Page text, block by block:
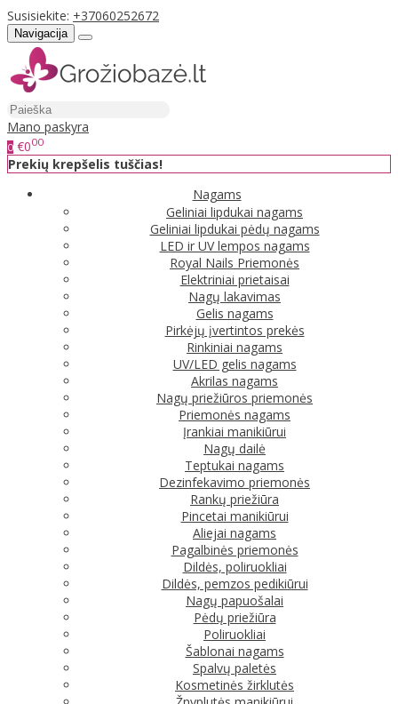
Susisiekite: +37060252672
Navigacija
Mano paskyra
0 €000
Prekių krepšelis tuščias!
Nagams
Geliniai lipdukai nagams
Geliniai lipdukai pėdų nagams
LED ir UV lempos nagams
Royal Nails Priemonės
Elektriniai prietaisai
Nagų lakavimas
Gelis nagams
Pirkėjų įvertintos prekės
Rinkiniai nagams
UV/LED gelis nagams
Akrilas nagams
Nagų priežiūros priemonės
Priemonės nagams
Įrankiai manikiūrui
Nagų dailė
Teptukai nagams
Dezinfekavimo priemonės
Rankų priežiūra
Pincetai manikiūrui
Aliejai nagams
Pagalbinės priemonės
Dildės, poliruokliai
Dildės, pemzos pedikiūrui
Nagų papuošalai
Pėdų priežiūra
Poliruokliai
Šablonai nagams
Spalvų paletės
Kosmetinės žirklutės